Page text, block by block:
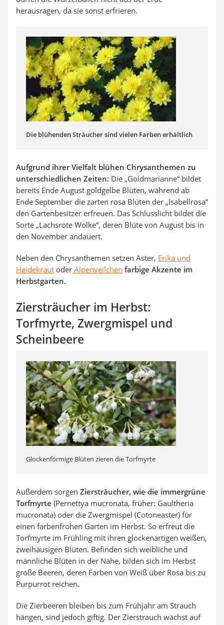
herausragen, da sie sonst erfrieren.
Die blühenden Sträucher sind vielen Farben erhältlich
Aufgrund ihrer Vielfalt blühen Chrysanthemen zu
unterschiedlichen Zeiten: Die „Goldmarianne“ bildet
bereits Ende August goldgelbe Blüten, während ab
Ende September die zarten rosa Blüten der „Isabellrosa“
den Gartenbesitzer erfreuen. Das Schlusslicht bildet die
Sorte „Lachsrote Wolke“, deren Blüte von August bis in
den November andauert.
Neben den Chrysanthemen setzen Aster, Erika und
Heidekraut oder Alpenveilchen farbige Akzente im
Herbstgarten.
Ziersträucher im Herbst:
Torfmyrte, Zwergmispel und
Scheinbeere
Glockenförmige Blüten zieren die Torfmyrte
Außerdem sorgen Ziersträucher, wie die immergrüne
Torfmyrte (Pernettya mucronata, früher: Gaultheria
mucronata) oder die Zwergmispel (Cotoneaster) für
einen farbenfrohen Garten im Herbst. So erfreut die
Torfmyrte im Frühling mit ihren glockenartigen weißen,
zweihäusigen Blüten. Befinden sich weibliche und
männliche Blüten in der Nähe, bilden sich im Herbst
große Beeren, deren Farben von Weiß über Rosa bis zu
Purpurrot reichen.
Die Zierbeeren bleiben bis zum Frühjahr am Strauch
hängen, sind jedoch giftig. Der Zierstrauch wächst auf